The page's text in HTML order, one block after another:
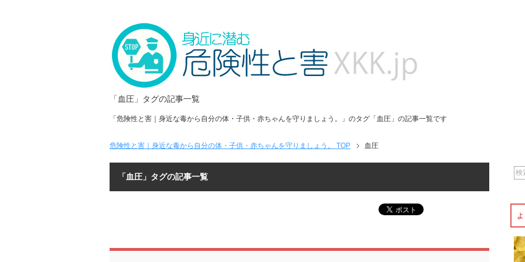
「血圧」タグの記事一覧
「危険性と害｜身近な毒から自分の体・子供・赤ちゃんを守りましょう。」のタグ「血圧」の記事一覧です
危険性と害｜身近な毒から自分の体・子供・赤ちゃんを守りましょう。 TOP 血圧
「血圧」タグの記事一覧